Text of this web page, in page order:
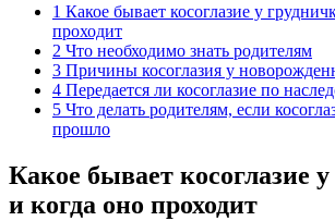
1 Какое бывает косоглазие у
проходит
2 Что необходимо знать родителям
3 Причины косоглазия у
4 Передается ли косоглазие по
5 Что делать родителям, если
прошло
Какое бывает косоглазие
и когда оно проходит